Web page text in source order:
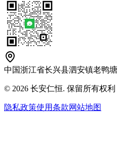
中国浙江省长兴县泗安镇老鸭塘
© 2026 长安仁恒. 保留所有权利
隐私政策使用条款网站地图